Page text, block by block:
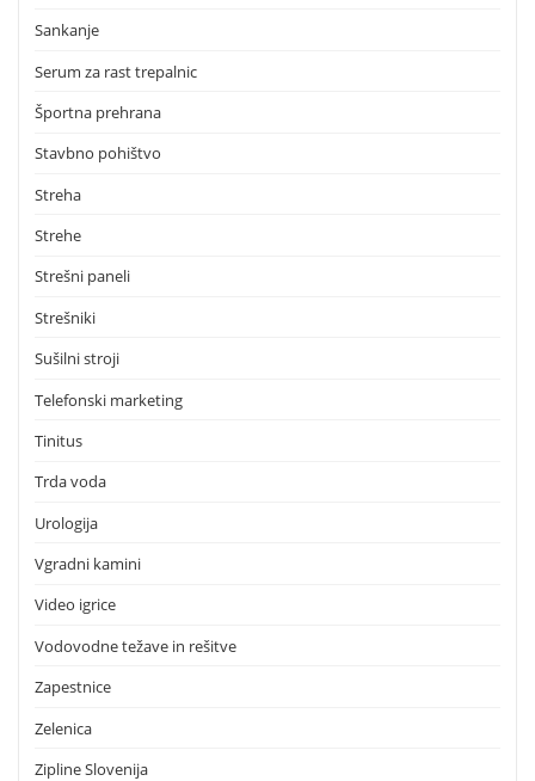
Sankanje
Serum za rast trepalnic
Športna prehrana
Stavbno pohištvo
Streha
Strehe
Strešni paneli
Strešniki
Sušilni stroji
Telefonski marketing
Tinitus
Trda voda
Urologija
Vgradni kamini
Video igrice
Vodovodne težave in rešitve
Zapestnice
Zelenica
Zipline Slovenija